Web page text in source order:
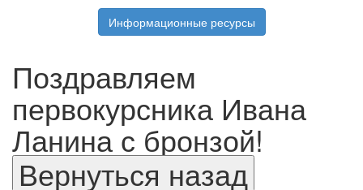
Информационные ресурсы
Поздравляем
первокурсника Ивана
Ланина с бронзой!